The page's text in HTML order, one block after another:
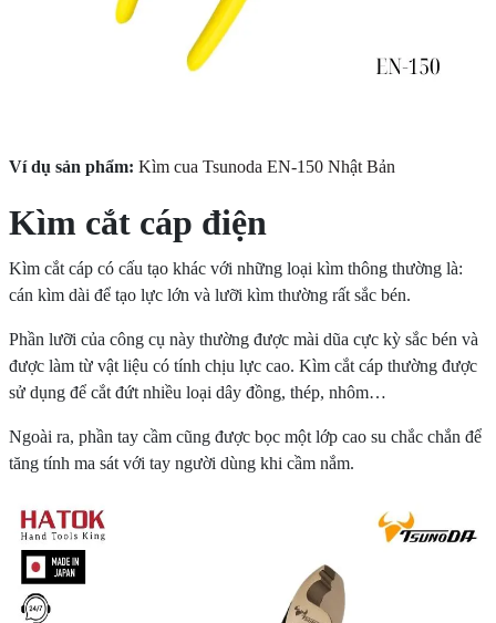
Ví dụ sản phẩm: Kìm cua Tsunoda EN-150 Nhật Bản
Kìm cắt cáp điện
Kìm cắt cáp có cấu tạo khác với những loại kìm thông thường là:
cán kìm dài để tạo lực lớn và lưỡi kìm thường rất sắc bén.
Phần lưỡi của công cụ này thường được mài dũa cực kỳ sắc bén và
được làm từ vật liệu có tính chịu lực cao. Kìm cắt cáp thường được
sử dụng để cắt đứt nhiều loại dây đồng, thép, nhôm…
Ngoài ra, phần tay cầm cũng được bọc một lớp cao su chắc chắn để
tăng tính ma sát với tay người dùng khi cầm nắm.